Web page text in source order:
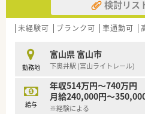
■その他にも、管理部門や商
域は多種多様です。
■在宅実施店舗は年々増加して
■育児休暇は3歳まで取得が可
時短勤務ができるよう変更予定
■年間休日が120日とワークラ
■日用品から常備薬まで、従
たくさんあります！
検討リス
未経験可 ブランク可 車通勤可
勤務地
富山県 富山市
下奥井駅 (富山ライトレール)
給与
年収514万円～740万円
月給240,000円～
※経験による